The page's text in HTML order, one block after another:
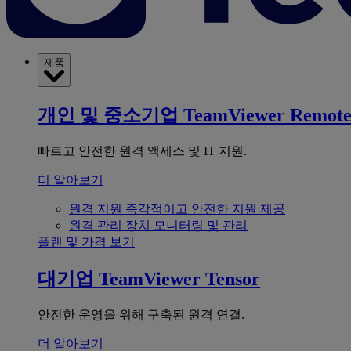
제품
개인 및 중소기업 TeamViewer Remote
빠르고 안전한 원격 액세스 및 IT 지원.
더 알아보기
원격 지원 즉각적이고 안전한 지원 제공
원격 관리 장치 모니터링 및 관리
플랜 및 가격 보기
대기업 TeamViewer Tensor
안전한 운영을 위해 구축된 원격 연결.
더 알아보기